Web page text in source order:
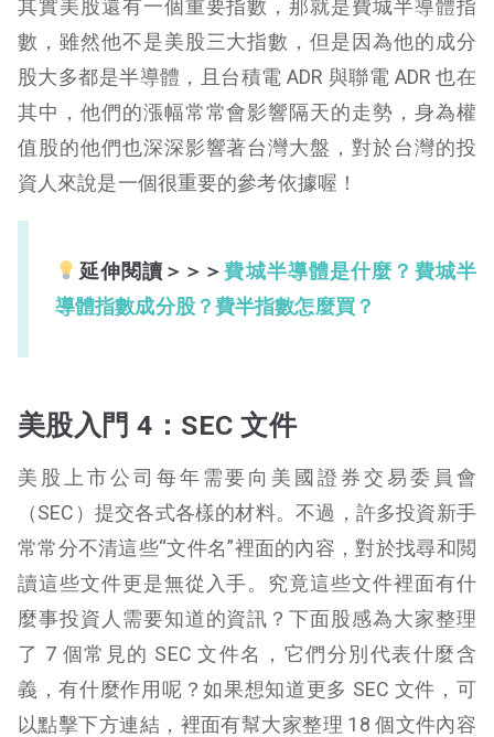
其實美股還有一個重要指數，那就是費城半導體指
數，雖然他不是美股三大指數，但是因為他的成分
股大多都是半導體，且台積電 ADR 與聯電 ADR 也在
其中，他們的漲幅常常會影響隔天的走勢，身為權
值股的他們也深深影響著台灣大盤，對於台灣的投
資人來說是一個很重要的參考依據喔！
延伸閱讀＞＞＞費城半導體是什麼？費城半
導體指數成分股？費半指數怎麼買？
美股入門 4：SEC 文件
美股上市公司每年需要向美國證券交易委員會
（SEC）提交各式各樣的材料。不過，許多投資新手
常常分不清這些“文件名”裡面的內容，對於找尋和閲
讀這些文件更是無從入手。究竟這些文件裡面有什
麼事投資人需要知道的資訊？下面股感為大家整理
了 7 個常見的 SEC 文件名，它們分別代表什麼含
義，有什麼作用呢？如果想知道更多 SEC 文件，可
以點擊下方連結，裡面有幫大家整理 18 個文件內容